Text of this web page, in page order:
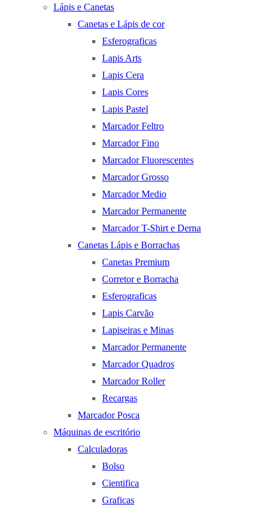
Lápis e Canetas
Canetas e Lápis de cor
Esferograficas
Lapis Arts
Lapis Cera
Lapis Cores
Lapis Pastel
Marcador Feltro
Marcador Fino
Marcador Fluorescentes
Marcador Grosso
Marcador Medio
Marcador Permanente
Marcador T-Shirt e Derna
Canetas Lápis e Borrachas
Canetas Premium
Corretor e Borracha
Esferograficas
Lapis Carvão
Lapiseiras e Minas
Marcador Permanente
Marcador Quadros
Marcador Roller
Recargas
Marcador Posca
Máquinas de escritório
Calculadoras
Bolso
Cientifica
Graficas